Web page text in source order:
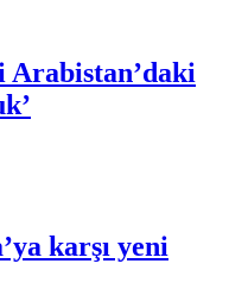
Arabistan’daki
karşı yeni